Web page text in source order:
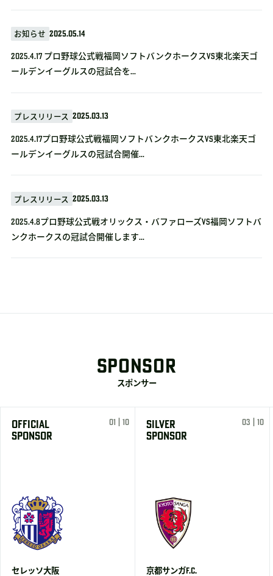
お知らせ 2025.05.14
2025.4.17 プロ野球公式戦福岡ソフトバンクホークスVS東北楽天ゴ
ールデンイーグルスの冠試合を...
プレスリリース 2025.03.13
2025.4.17プロ野球公式戦福岡ソフトバンクホークスVS東北楽天ゴ
ールデンイーグルスの冠試合開催...
プレスリリース 2025.03.13
2025.4.8プロ野球公式戦オリックス・バファローズvs福岡ソフトバ
ンクホークスの冠試合開催します...
SPONSOR
スポンサー
OFFICIAL
SPONSOR
01 | 10
セレッソ大阪
SILVER
SPONSOR
03 | 10
京都サンガF.C.